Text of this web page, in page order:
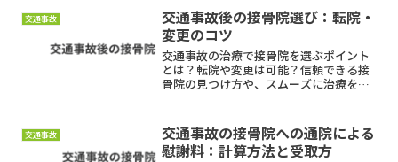
す。
交通事故
交通事故後の接骨院選び：転院・
変更のコツ
交通事故の治療で接骨院を選ぶポイント
とは？転院や変更は可能？信頼できる接
骨院の見つけ方や、スムーズに治療を続
けましょう。
交通事故
交通事故の接骨院への通院による
慰謝料：計算方法と受取方